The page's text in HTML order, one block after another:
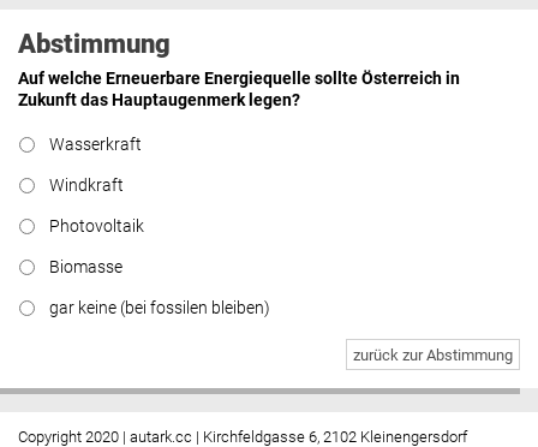
Abstimmung
Auf welche Erneuerbare Energiequelle sollte Österreich in
Zukunft das Hauptaugenmerk legen?
Wasserkraft
Windkraft
Photovoltaik
Biomasse
gar keine (bei fossilen bleiben)
zurück zur Abstimmung
Copyright 2020 | autark.cc | Kirchfeldgasse 6, 2102 Kleinengersdorf